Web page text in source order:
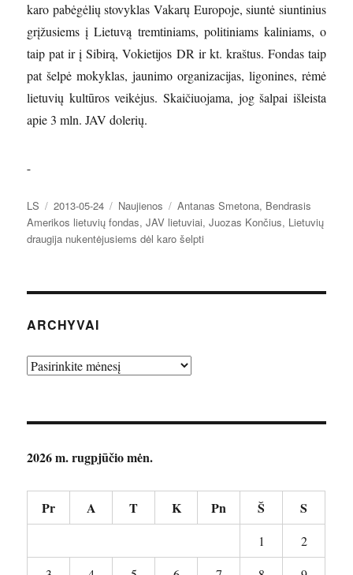
karo pabėgėlių stovyklas Vakarų Europoje, siuntė siuntinius
grįžusiems į Lietuvą tremtiniams, politiniams kaliniams, o
taip pat ir į Sibirą, Vokietijos DR ir kt. kraštus. Fondas taip
pat šelpė mokyklas, jaunimo organizacijas, ligonines, rėmė
lietuvių kultūros veikėjus. Skaičiuojama, jog šalpai išleista
apie 3 mln. JAV dolerių.
Autorius
LS Paskelbta
2013-05-24 Kategorijos
Naujienos Žymos
Antanas Smetona, Bendrasis
Amerikos lietuvių fondas,JAV lietuviai,Juozas Končius, Lietuvių
draugija nukentėjusiems dėl karo šelpti
ARCHYVAI
Archyvai
2026 m. rugpjūčio mėn.
Pr A T K Pn Š S
1
2